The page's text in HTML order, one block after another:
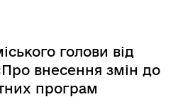
голови від
внесення змін до
програм